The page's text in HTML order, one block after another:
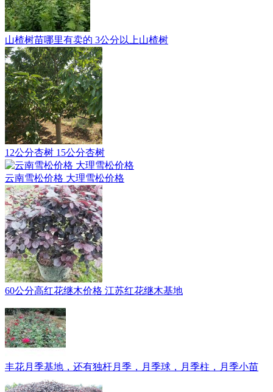
山楂树苗哪里有卖的 3公分以上山楂树
12公分杏树 15公分杏树
云南雪松价格 大理雪松价格
60公分高红花继木价格 江苏红花继木基地
丰花月季基地，还有独杆月季，月季球，月季柱，月季小苗